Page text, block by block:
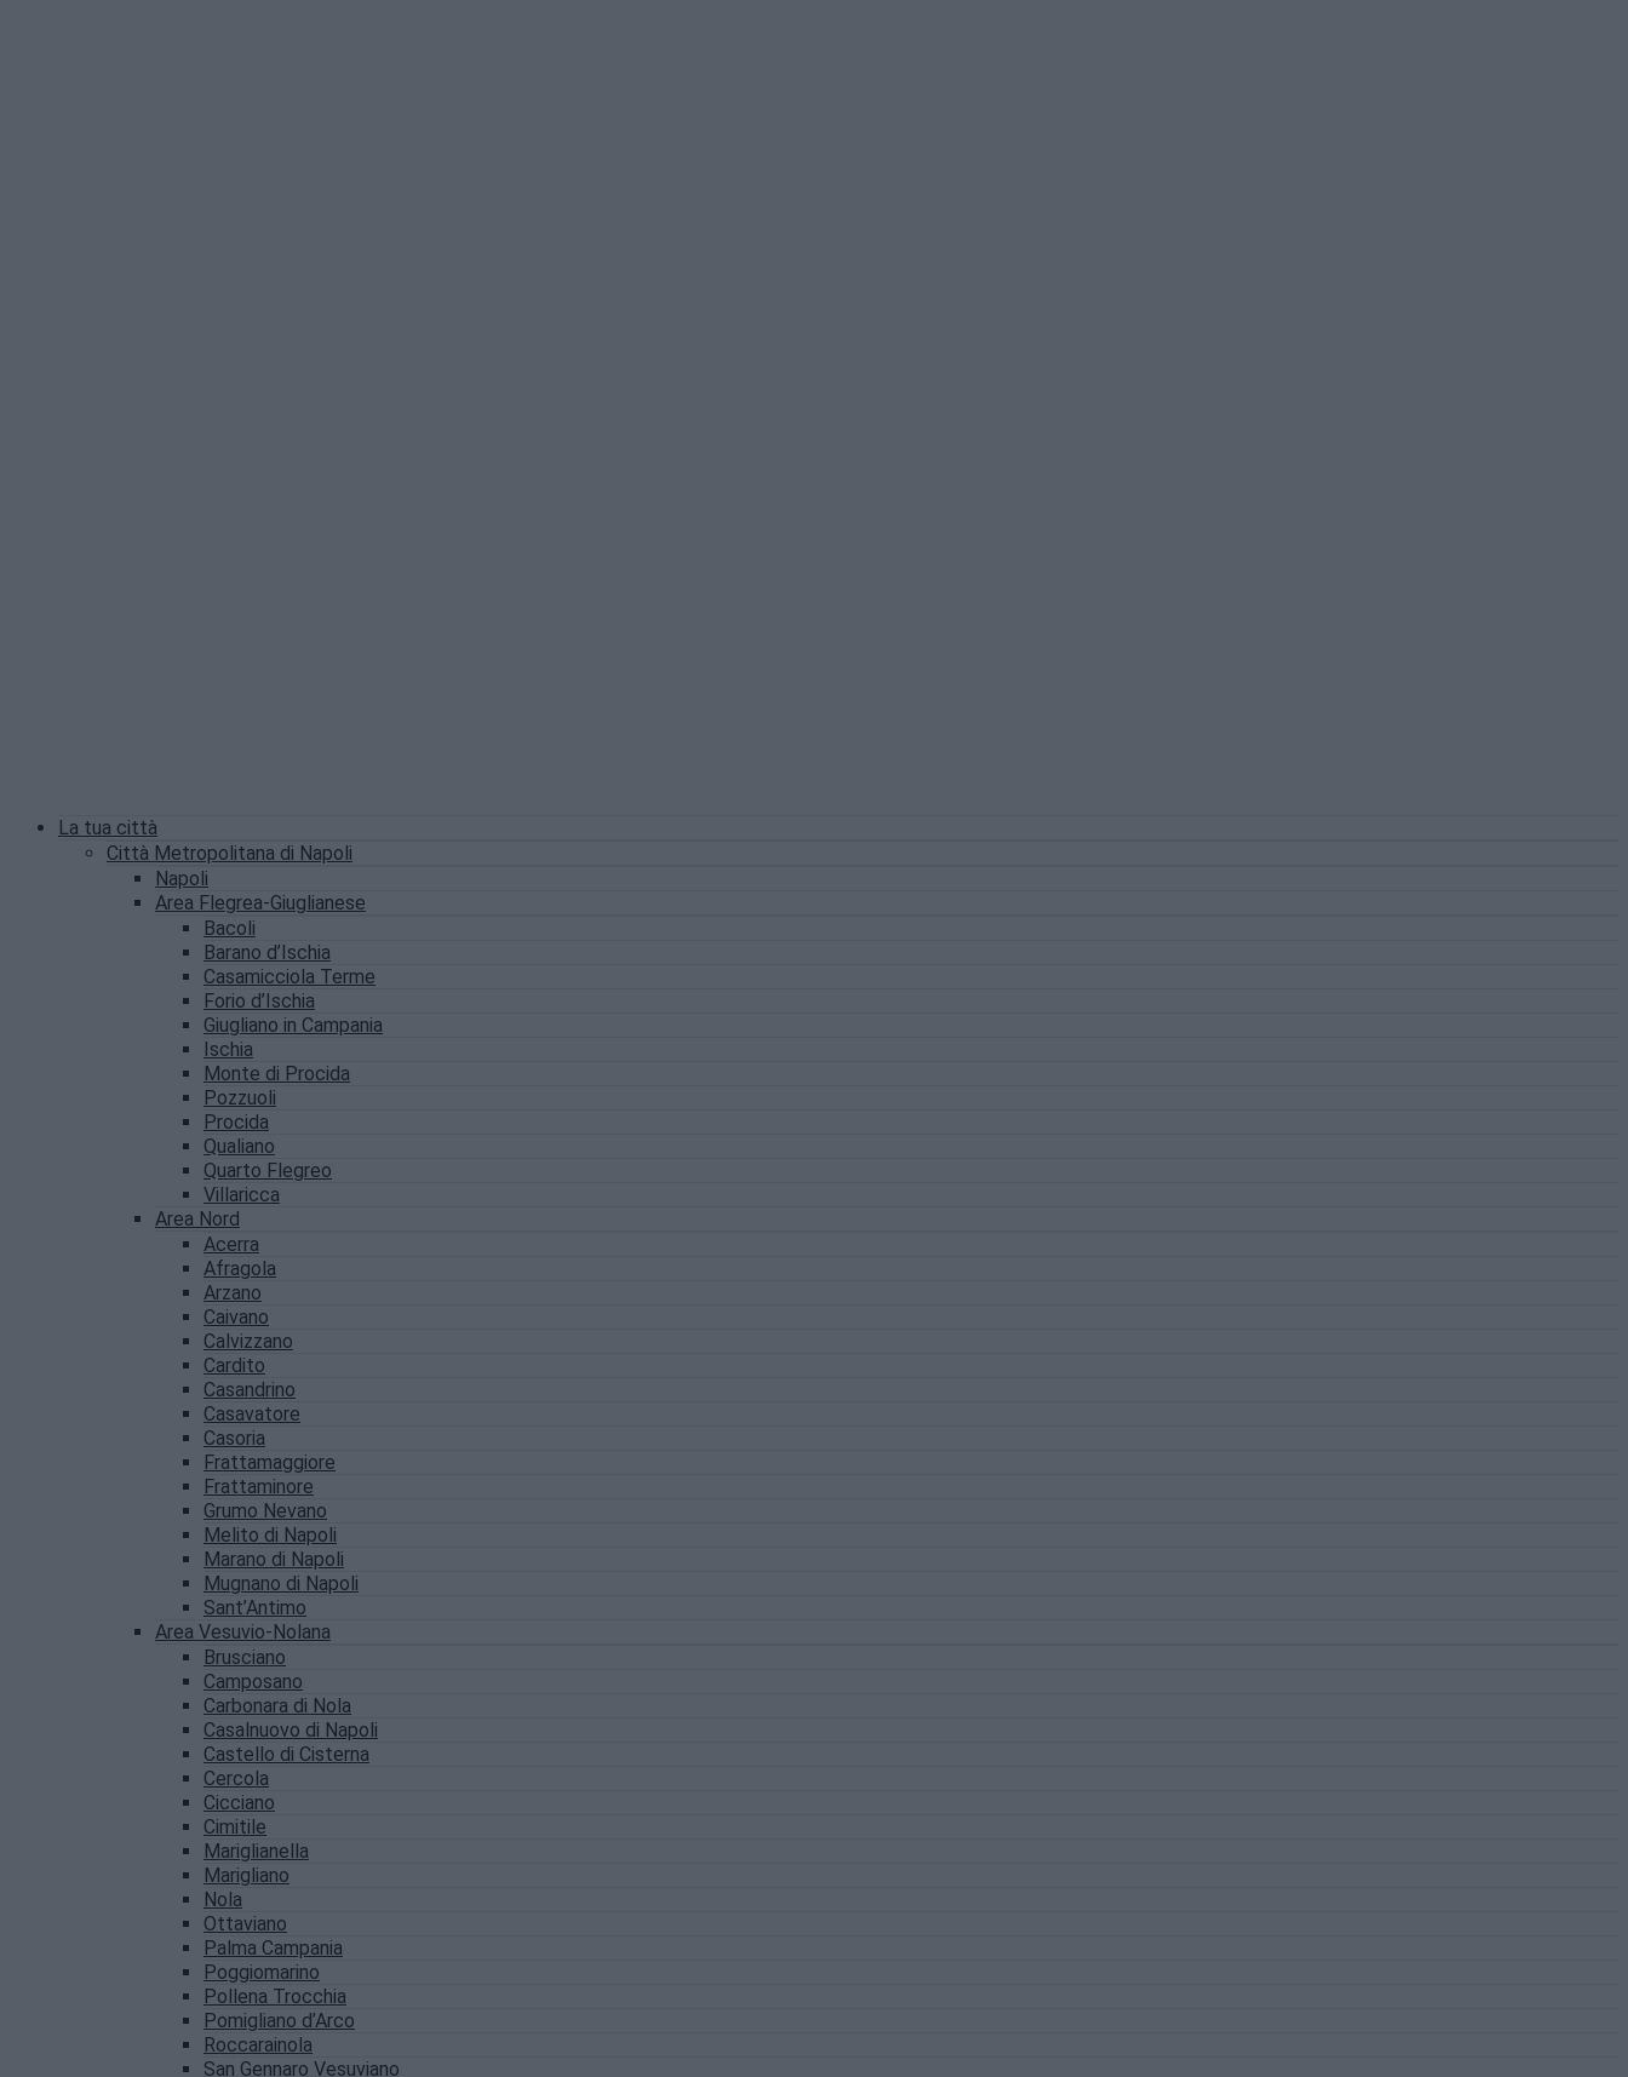
La tua città
Città Metropolitana di Napoli
Napoli
Area Flegrea-Giuglianese
Bacoli
Barano d’Ischia
Casamicciola Terme
Forio d’Ischia
Giugliano in Campania
Ischia
Monte di Procida
Pozzuoli
Procida
Qualiano
Quarto Flegreo
Villaricca
Area Nord
Acerra
Afragola
Arzano
Caivano
Calvizzano
Cardito
Casandrino
Casavatore
Casoria
Frattamaggiore
Frattaminore
Grumo Nevano
Melito di Napoli
Marano di Napoli
Mugnano di Napoli
Sant’Antimo
Area Vesuvio-Nolana
Brusciano
Camposano
Carbonara di Nola
Casalnuovo di Napoli
Castello di Cisterna
Cercola
Cicciano
Cimitile
Mariglianella
Marigliano
Nola
Ottaviano
Palma Campania
Poggiomarino
Pollena Trocchia
Pomigliano d’Arco
Roccarainola
San Gennaro Vesuviano